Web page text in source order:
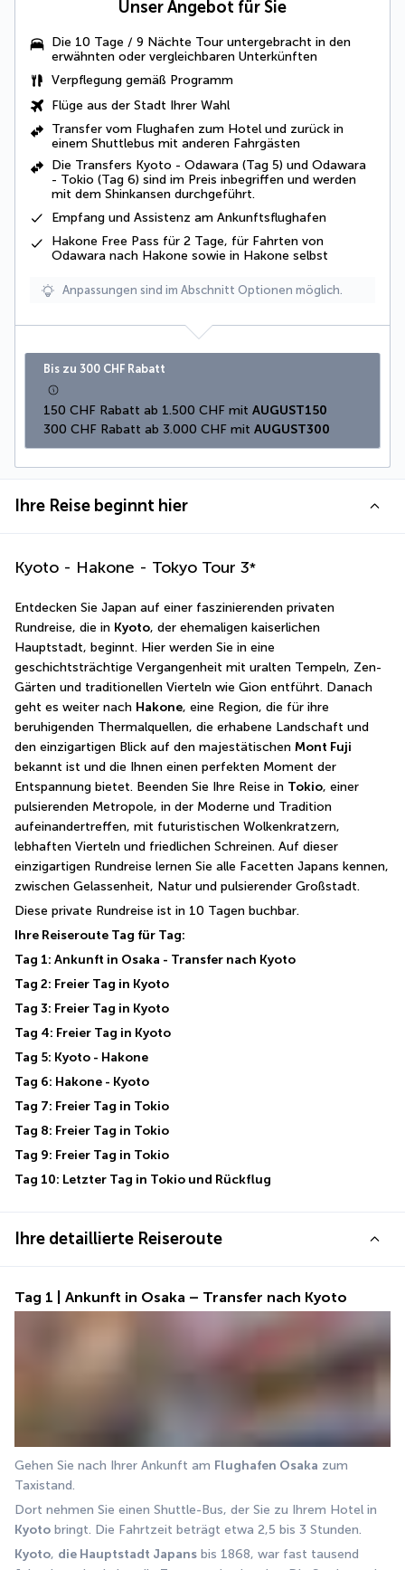
Unser Angebot für Sie
Die 10 Tage / 9 Nächte Tour untergebracht in den
erwähnten oder vergleichbaren Unterkünften
Verpflegung gemäß Programm
Flüge aus der Stadt Ihrer Wahl
Transfer vom Flughafen zum Hotel und zurück in
einem Shuttlebus mit anderen Fahrgästen
Die Transfers Kyoto - Odawara (Tag 5) und Odawara
- Tokio (Tag 6) sind im Preis inbegriffen und werden
mit dem Shinkansen durchgeführt.
Empfang und Assistenz am Ankunftsflughafen
Hakone Free Pass für 2 Tage, für Fahrten von
Odawara nach Hakone sowie in Hakone selbst
Anpassungen sind im Abschnitt Optionen möglich.
Bis zu 300 CHF Rabatt
150 CHF Rabatt ab 1.500 CHF mit AUGUST150
300 CHF Rabatt ab 3.000 CHF mit AUGUST300
Ihre Reise beginnt hier
Kyoto - Hakone - Tokyo Tour 3*
Entdecken Sie Japan auf einer faszinierenden privaten
Rundreise, die in Kyoto, der ehemaligen kaiserlichen
Hauptstadt, beginnt. Hier werden Sie in eine
geschichtsträchtige Vergangenheit mit uralten Tempeln, Zen-
Gärten und traditionellen Vierteln wie Gion entführt. Danach
geht es weiter nach Hakone, eine Region, die für ihre
beruhigenden Thermalquellen, die erhabene Landschaft und
den einzigartigen Blick auf den majestätischen Mont Fuji
bekannt ist und die Ihnen einen perfekten Moment der
Entspannung bietet. Beenden Sie Ihre Reise in Tokio, einer
pulsierenden Metropole, in der Moderne und Tradition
aufeinandertreffen, mit futuristischen Wolkenkratzern,
lebhaften Vierteln und friedlichen Schreinen. Auf dieser
einzigartigen Rundreise lernen Sie alle Facetten Japans kennen,
zwischen Gelassenheit, Natur und pulsierender Großstadt.
Diese private Rundreise ist in 10 Tagen buchbar.
Ihre Reiseroute Tag für Tag:
Tag 1: Ankunft in Osaka - Transfer nach Kyoto
Tag 2: Freier Tag in Kyoto
Tag 3: Freier Tag in Kyoto
Tag 4: Freier Tag in Kyoto
Tag 5: Kyoto - Hakone
Tag 6: Hakone - Kyoto
Tag 7: Freier Tag in Tokio
Tag 8: Freier Tag in Tokio
Tag 9: Freier Tag in Tokio
Tag 10: Letzter Tag in Tokio und Rückflug
Ihre detaillierte Reiseroute
Tag 1 | Ankunft in Osaka – Transfer nach Kyoto
Gehen Sie nach Ihrer Ankunft am Flughafen Osaka zum
Taxistand.
Kyoto bringt. Die Fahrtzeit beträgt etwa 2,5 bis 3 Stunden.
Kyoto, die Hauptstadt Japans bis 1868, war fast tausend